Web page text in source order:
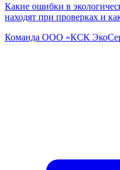
Какие ошибки в
находят при проверках и
Команда ООО «КСК